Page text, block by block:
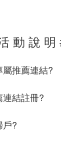
動 說 明
推薦連結?
結註冊?
戶?